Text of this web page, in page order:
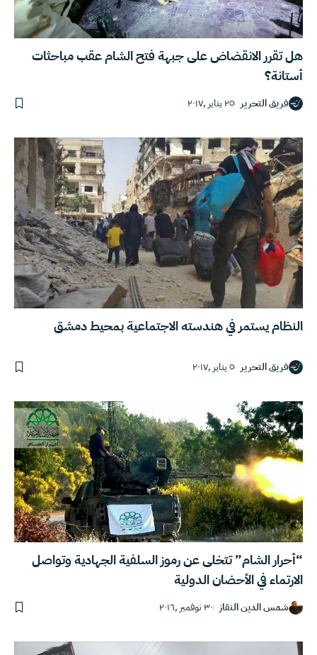
هل تقرر الانقضاض على جبهة فتح الشام عقب مباحثات
أستانة؟
فريق التحرير ٢٥ يناير ,٢٠١٧
النظام يستمر في هندسته الاجتماعية بمحيط دمشق
فريق التحرير ٥ يناير ,٢٠١٧
“أحرار الشام” تتخلى عن رموز السلفية الجهادية وتواصل
الارتماء في الأحضان الدولية
شمس الدين النقاز ٣٠ نوفمبر ,٢٠١٦